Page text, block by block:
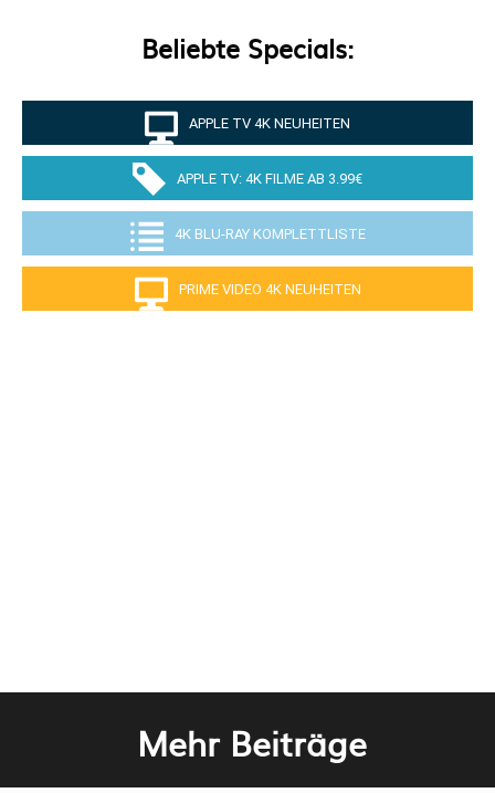
Beliebte Specials:
APPLE TV 4K NEUHEITEN
APPLE TV: 4K FILME AB 3.99€
4K BLU-RAY KOMPLETTLISTE
PRIME VIDEO 4K NEUHEITEN
Mehr Beiträge